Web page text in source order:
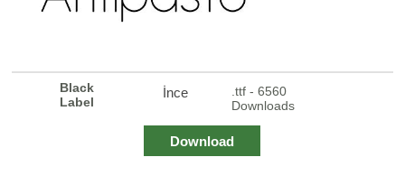
Black
Label
İnce
.ttf - 6560
Downloads
Download